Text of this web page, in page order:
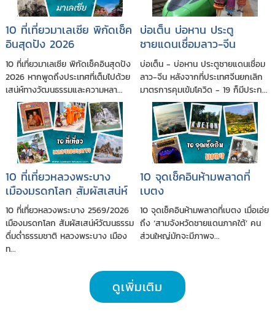
10 ที่เที่ยวมาเลเซีย พิกัดเช็ค
อินสุดปัง 2026
10 ที่เที่ยวมาเลเซีย พิกัดเช็คอินสุดปัง
2026 หากพูดถึงประเทศที่เต็มไปด้วย
เสน่ห์ทางวัฒนธรรมและความหลา...
บ่อเต็น บ่อหาน ประตู
ชายแดนเชื่อมลาว-จีน
บ่อเต็น - บ่อหาน ประตูชายแดนเชื่อม
ลาว-จีน หลังจากที่ประเทศจีนยกเลิก
มาตรการคุมเข้มโควิด - 19 ก็มีประก...
10 ที่เที่ยวหลวงพระบาง
เมืองมรดกโลก สัมผัสเสน่ห์
วัฒนธรรม ดื่มด่ำธรรมชาติ
10 ที่เที่ยวหลวงพระบาง 2569/2026
เมืองมรดกโลก สัมผัสเสน่ห์วัฒนธรรม
ดื่มด่ำธรรมชาติ หลวงพระบาง เมือง
ท...
10 จุดเช็คอินห้ามพลาดที่
เบตง
10 จุดเช็คอินห้ามพลาดที่เบตง เมื่อเอ่ย
ถึง ‘สามจังหวัดชายแดนภาคใต้’ คน
ส่วนใหญ่มักจะมีภาพจ...
ดูเพิ่มเติม